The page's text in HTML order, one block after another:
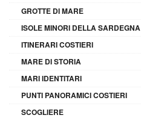
GROTTE DI MARE
ISOLE MINORI DELLA SARDEGNA
ITINERARI COSTIERI
MARE DI STORIA
MARI IDENTITARI
PUNTI PANORAMICI COSTIERI
SCOGLIERE